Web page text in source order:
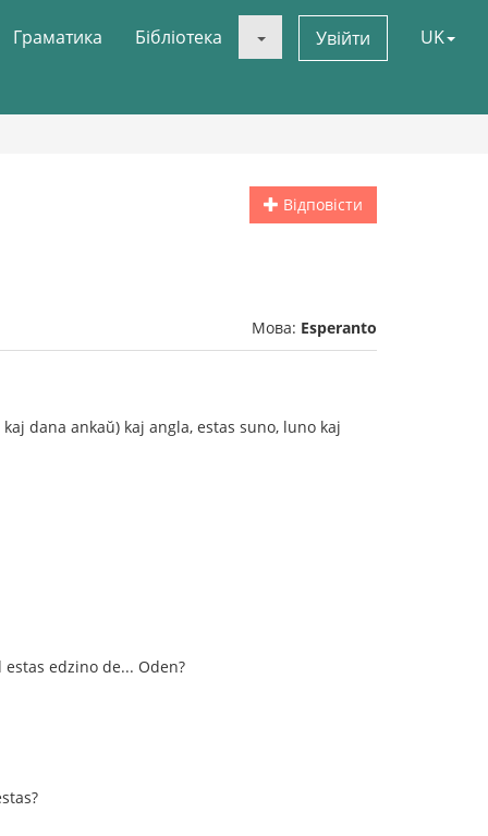
Граматика Бібліотека Увійти UK
Відповісти
Мова: Esperanto
dana ankaŭ) kaj angla, estas suno, luno kaj
edzino de... Oden?